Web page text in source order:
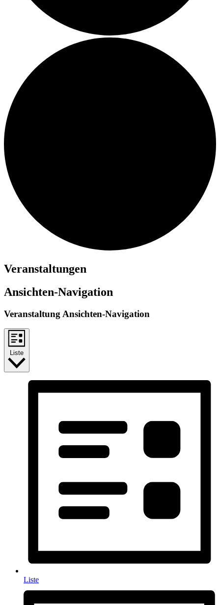
Veranstaltungen
Ansichten-Navigation
Veranstaltung Ansichten-Navigation
Liste
Liste